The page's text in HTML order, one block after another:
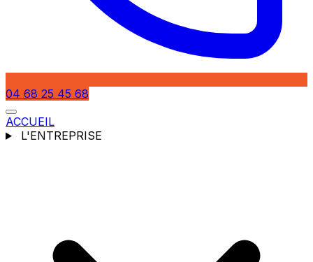
04 68 25 45 68
ACCUEIL
L'ENTREPRISE